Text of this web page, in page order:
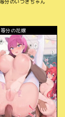
分のいつきちゃん
分の花嫁